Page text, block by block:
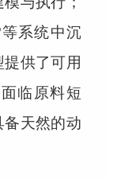
系统中沉
供了可用
临原料短
天然的动